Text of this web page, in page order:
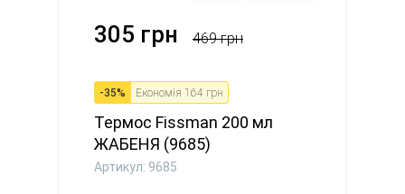
305 грн 469 грн
-35% Економія 164 грн
Термос Fissman 200 мл
ЖАБЕНЯ (9685)
Артикул: 9685